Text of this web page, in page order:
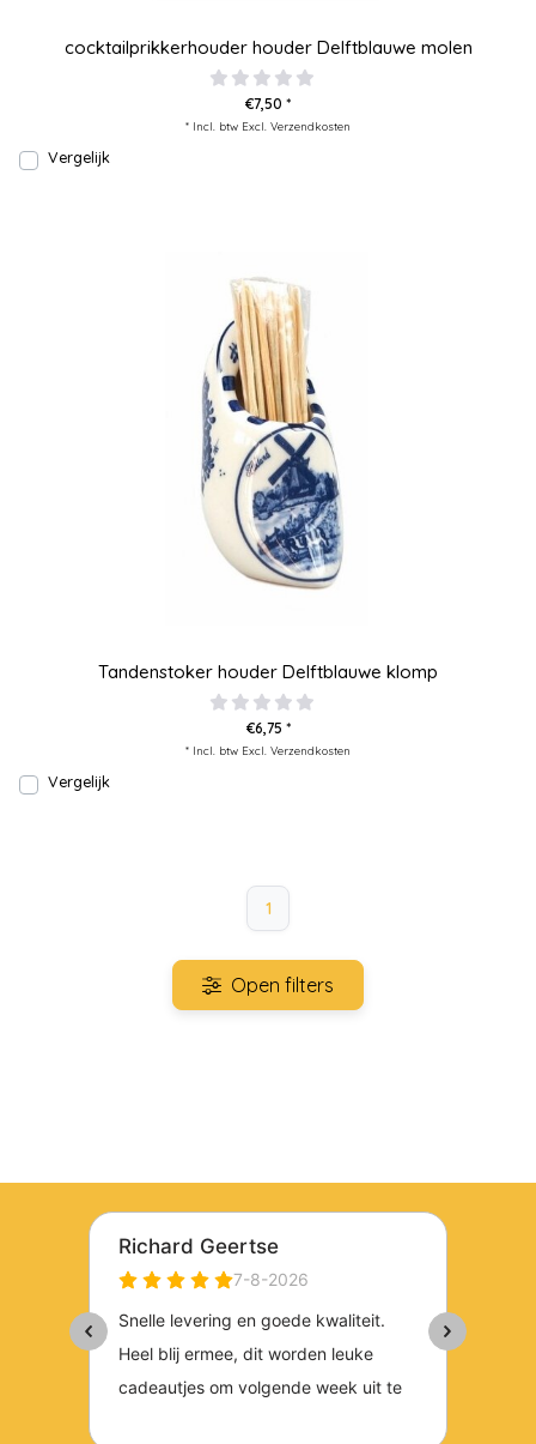
cocktailprikkerhouder houder Delftblauwe molen
€7,50 *
* Incl. btw Excl. Verzendkosten
Vergelijk
Tandenstoker houder Delftblauwe klomp
€6,75 *
* Incl. btw Excl. Verzendkosten
Vergelijk
1
Open filters